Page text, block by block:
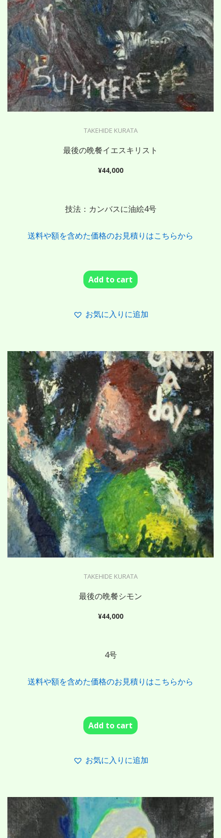
TAKEHIDE KURATA
最後の晩餐イエスキリスト
¥44,000
技法：カンバスに油絵4号
送料や額を含めた価格のお見積りはこちらから
Add to cart
お気に入りに追加
TAKEHIDE KURATA
最後の晩餐シモン
¥44,000
4号
送料や額を含めた価格のお見積りはこちらから
Add to cart
お気に入りに追加